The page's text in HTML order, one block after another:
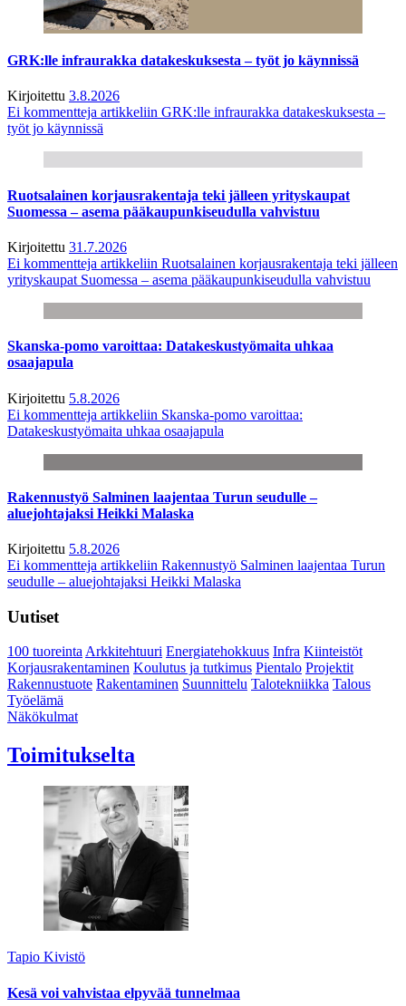
GRK:lle infraurakka datakeskuksesta – työt jo käynnissä
Kirjoitettu 3.8.2026
Ei kommentteja artikkeliin GRK:lle infraurakka datakeskuksesta –
työt jo käynnissä
Ruotsalainen korjausrakentaja teki jälleen yrityskaupat
Suomessa – asema pääkaupunkiseudulla vahvistuu
Kirjoitettu 31.7.2026
Ei kommentteja artikkeliin Ruotsalainen korjausrakentaja teki jälleen
yrityskaupat Suomessa – asema pääkaupunkiseudulla vahvistuu
Skanska-pomo varoittaa: Datakeskustyömaita uhkaa
osaajapula
Kirjoitettu 5.8.2026
Ei kommentteja artikkeliin Skanska-pomo varoittaa:
Datakeskustyömaita uhkaa osaajapula
Rakennustyö Salminen laajentaa Turun seudulle –
aluejohtajaksi Heikki Malaska
Kirjoitettu 5.8.2026
Ei kommentteja artikkeliin Rakennustyö Salminen laajentaa Turun
seudulle – aluejohtajaksi Heikki Malaska
Uutiset
100 tuoreintaArkkitehtuuri Energiatehokkuus Infra Kiinteistöt
Korjausrakentaminen Koulutus ja tutkimus Pientalo Projektit
Rakennustuote Rakentaminen Suunnittelu Talotekniikka Talous
Työelämä
Näkökulmat
Toimitukselta
Tapio Kivistö
Kesä voi vahvistaa elpyvää tunnelmaa